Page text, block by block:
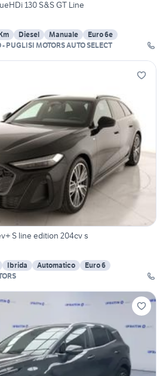
130 S&S GT Line
Diesel Manuale
Euro 6e
PUGLISAUTO - PUGLISI MOTORS AUTO SELECT
S line edition 204cv s
Ibrida Automatico
Euro 6